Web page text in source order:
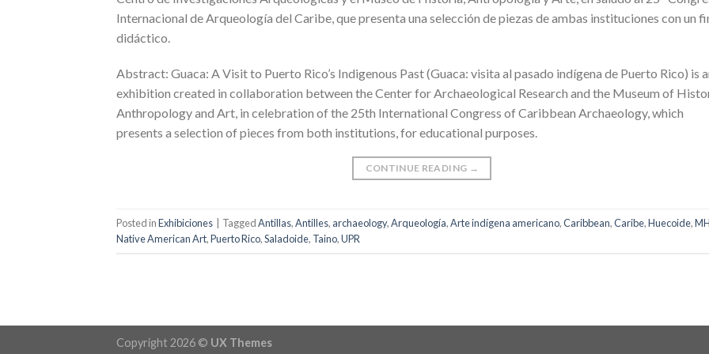
Internacional de Arqueología del Caribe, que presenta una selección de piezas de ambas instituciones con un
didáctico.
Abstract: Guaca: A Visit to Puerto Rico’s Indigenous Past (Guaca: visita al pasado indígena de Puerto Rico) is
exhibition created in collaboration between the Center for Archaeological Research and the Museum of
Anthropology and Art, in celebration of the 25th International Congress of Caribbean Archaeology, which
presents a selection of pieces from both institutions, for educational purposes.
CONTINUE READING →
Posted inExhibiciones TaggedAntillas,Antilles, archaeology,Arqueología,Arte indígena americano,Caribbean,Caribe,Huecoide,
Native American Art,Puerto Rico,Saladoide, Taino,UPR
Copyright 2026 © UX Themes